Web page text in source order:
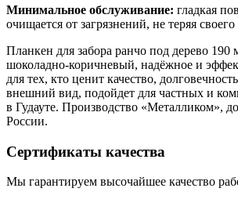
Минимальное обслуживание: гладкая
очищается от загрязнений, не теряя своего
Планкен для забора ранчо под дерево 190
шоколадно-коричневый, надёжное и
для тех, кто ценит качество,
внешний вид, подойдет для частных и
в Гудауте. Производство «Металликом»,
России.
Сертификаты качества
Мы гарантируем высочайшее качество